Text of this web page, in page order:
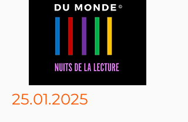
25.01.2025